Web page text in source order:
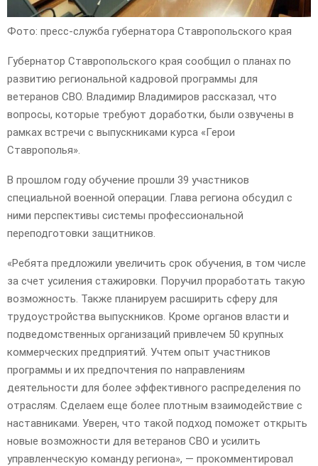
Фото: пресс-служба губернатора Ставропольского края
Губернатор Ставропольского края сообщил о планах по
развитию региональной кадровой программы для
ветеранов СВО. Владимир Владимиров рассказал, что
вопросы, которые требуют доработки, были озвучены в
рамках встречи с выпускниками курса «Герои
Ставрополья».
В прошлом году обучение прошли 39 участников
специальной военной операции. Глава региона обсудил с
ними перспективы системы профессиональной
переподготовки защитников.
«Ребята предложили увеличить срок обучения, в том числе
за счет усиления стажировки. Поручил проработать такую
возможность. Также планируем расширить сферу для
трудоустройства выпускников. Кроме органов власти и
подведомственных организаций привлечем 50 крупных
коммерческих предприятий. Учтем опыт участников
программы и их предпочтения по направлениям
деятельности для более эффективного распределения по
отраслям. Сделаем еще более плотным взаимодействие с
наставниками. Уверен, что такой подход поможет открыть
новые возможности для ветеранов СВО и усилить
управленческую команду региона», — прокомментировал